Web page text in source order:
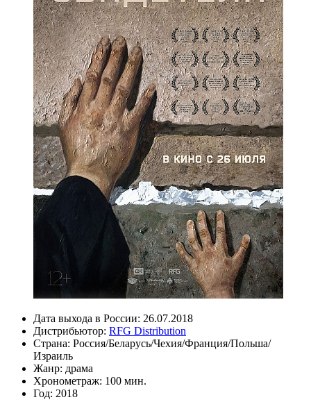
Дата выхода в России: 26.07.2018
Дистрибьютор: RFG Distribution
Страна: Россия/Беларусь/Чехия/Франция/Польша/
Израиль
Жанр: драма
Хронометраж: 100 мин.
Год: 2018